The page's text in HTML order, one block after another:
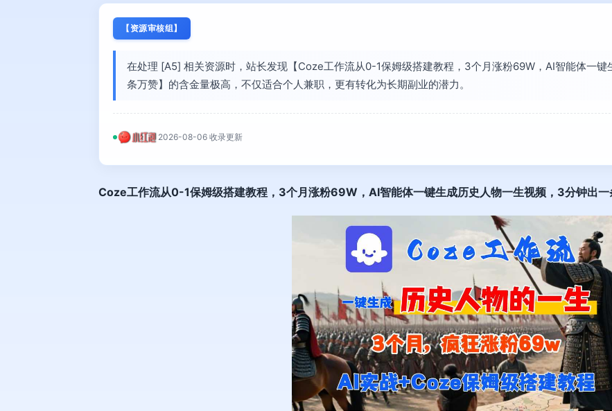
【资源审核组】
在处理 [A5] 相关资源时，站长发现【Coze工作流从0-1保姆级搭建教程，3个月涨粉69W，AI智能体一
条万赞】的含金量极高，不仅适合个人兼职，更有转化为长期副业的潜力。
2026-08-06 收录更新
Coze工作流从0-1保姆级搭建教程，3个月涨粉69W，AI智能体一键生成历史人物一生视频，3分钟出一